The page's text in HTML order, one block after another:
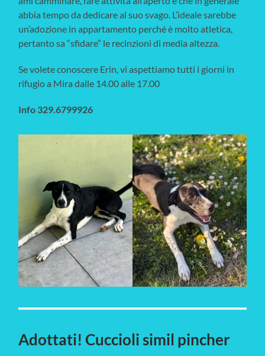
abbia tempo da dedicare al suo svago. L’ideale sarebbe
un’adozione in appartamento perché è molto atletica,
pertanto sa “sfidare” le recinzioni di media altezza.
Se volete conoscere Erin, vi aspettiamo tutti i giorni in
rifugio a Mira dalle 14.00 alle 17.00
Info 329.6799926
Adottati! Cuccioli simil pincher